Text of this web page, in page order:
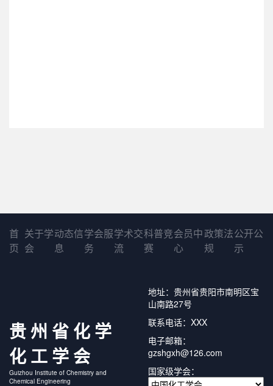
首
页
关于学
会
动态信
息
学会服
务
学术交
流
科普竞
赛
会员中
心
政策法
规
公开公
示
贵州省化学
化工学会
Guizhou Institute of Chemistry and
Chemical Engineering
地址：贵州省贵阳市南明区宝
山南路27号
联系电话：XXX
电子邮箱：
gzshgxh@126.com
国家级学会：